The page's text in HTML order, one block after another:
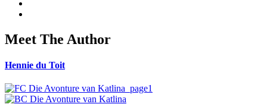
Meet The Author
Hennie du Toit